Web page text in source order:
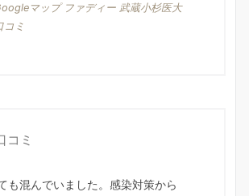
マップ ファディー 武蔵小杉医大
コミ
コミ
も混んでいました。感染対策から